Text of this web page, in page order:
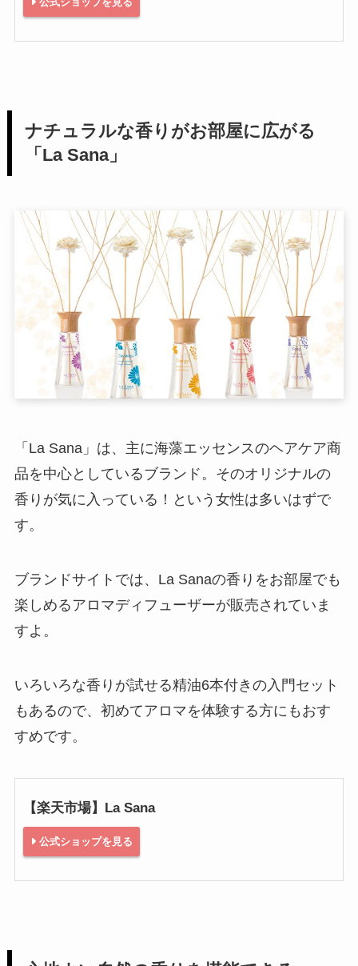
ナチュラルな香りがお部屋に広がる
「La Sana」
「La Sana」は、主に海藻エッセンスのヘアケア商
品を中心としているブランド。そのオリジナルの
香りが気に入っている！という女性は多いはずで
す。
ブランドサイトでは、La Sanaの香りをお部屋でも
楽しめるアロマディフューザーが販売されていま
すよ。
いろいろな香りが試せる精油6本付きの入門セット
もあるので、初めてアロマを体験する方にもおす
すめです。
【楽天市場】La Sana
公式ショップを見る